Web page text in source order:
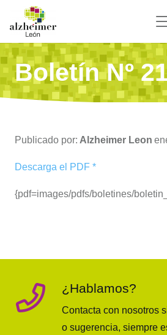
Boletín Nº
Publicado por: Alzheimer Leon
Descarga el PDF *
{pdf=images/pdfs/boletines/
¿Hablamos?
Contacta con nosotros
o sugerencia, siempre